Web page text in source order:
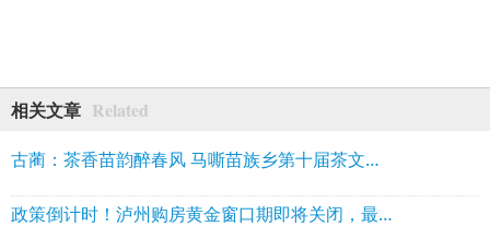
相关文章 Related
古蔺：茶香苗韵醉春风 马嘶苗族乡第十届茶文化周开幕
政策倒计时！泸州购房黄金窗口期即将关闭，最高省10万，错过再无！